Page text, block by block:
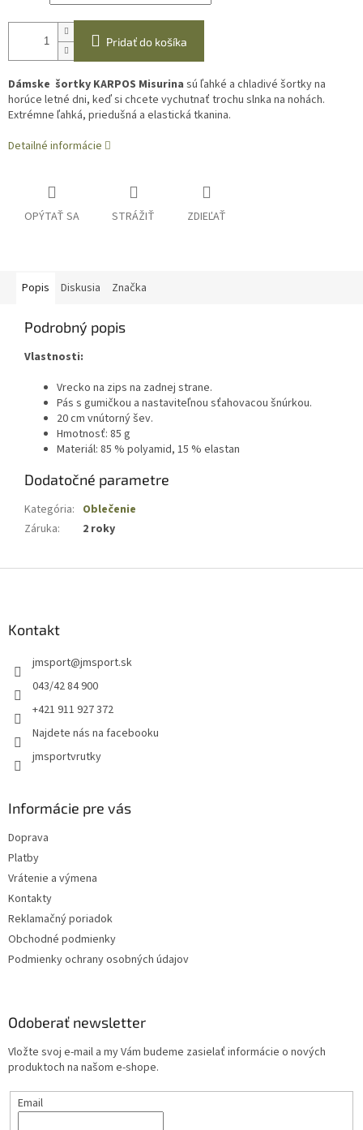
Pridať do košíka
Dámske šortky KARPOS Misurina sú ľahké a chladivé šortky na
horúce letné dni, keď si chcete vychutnať trochu slnka na nohách.
Extrémne ľahká, priedušná a elastická tkanina.
Detailné informácie
OPÝTAŤ SA STRÁŽIŤ ZDIEĽAŤ
Popis Diskusia Značka
Podrobný popis
Vlastnosti:
Vrecko na zips na zadnej strane.
Pás s gumičkou a nastaviteľnou sťahovacou šnúrkou.
20 cm vnútorný šev.
Hmotnosť: 85 g
Materiál: 85 % polyamid, 15 % elastan
Dodatočné parametre
Kategória: Oblečenie
Záruka: 2 roky
Kontakt
jmsport@jmsport.sk
043/42 84 900
+421 911 927 372
Najdete nás na facebooku
jmsportvrutky
Informácie pre vás
Doprava
Platby
Vrátenie a výmena
Kontakty
Reklamačný poriadok
Obchodné podmienky
Podmienky ochrany osobných údajov
Odoberať newsletter
Vložte svoj e-mail a my Vám budeme zasielať informácie o nových
produktoch na našom e-shope.
Email